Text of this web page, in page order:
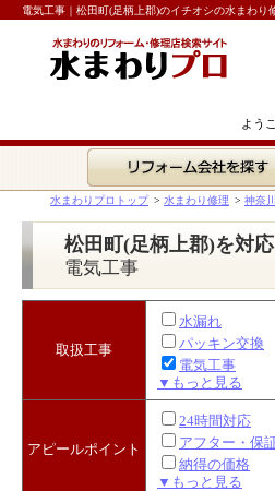
電気工事｜松田町(足柄上郡)のイチオシの水まわり
よう
リフォーム会社を探す
水まわりプロトップ > 水まわり修理 > 神奈
松田町(足柄上郡)を対
電気工事
取扱工事
水漏れ
パッキン交換
電気工事
▼もっと見る
アピールポイント
24時間対応
アフター・保
納得の価格
▼もっと見る